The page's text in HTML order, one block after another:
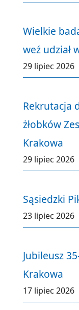
Wielkie
weź udział
29 lipiec 2026
Rekrutacja
żłobków
Krakowa
29 lipiec 2026
Sąsiedzki
23 lipiec 2026
Jubileusz
Krakowa
17 lipiec 2026